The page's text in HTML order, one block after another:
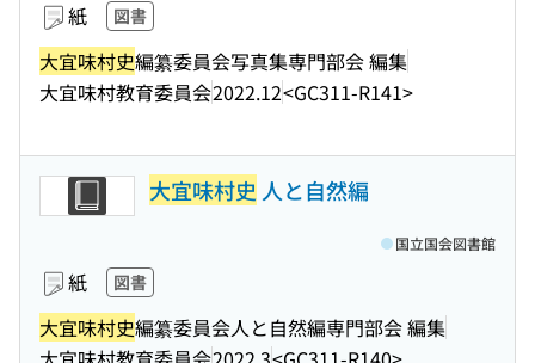
紙 図書
大宜味村史編纂委員会写真集専門部会 編集
大宜味村教育委員会2022.12<GC311-R141>
大宜味村史 人と自然編
紙 図書
大宜味村史編纂委員会人と自然編専門部会 編集
国立国会図書館